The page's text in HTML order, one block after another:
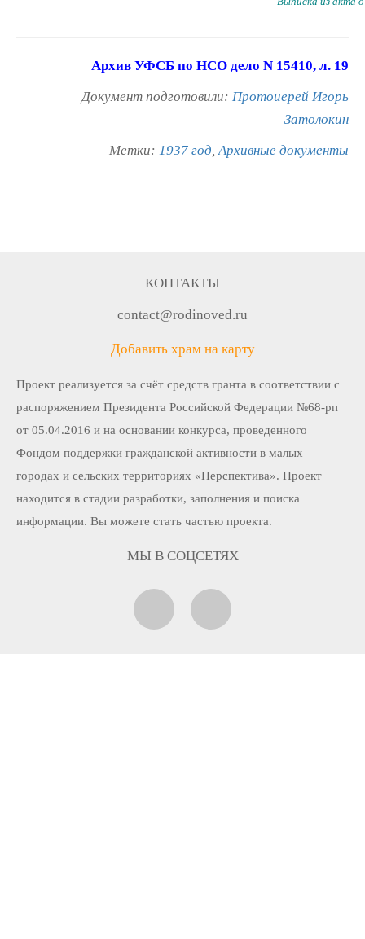
Архив УФСБ по НСО дело N 15410, л. 19
Документ подготовили: Протоиерей Игорь
Затолокин
Метки: 1937 год,Архивные документы
КОНТАКТЫ
contact@rodinoved.ru
Добавить храм на карту
Проект реализуется за счёт средств гранта в соответствии c
распоряжением Президента Российской Федерации №68-рп
от 05.04.2016 и на основании конкурса, проведенного
Фондом поддержки гражданской активности в малых
городах и сельских территориях «Перспектива». Проект
находится в стадии разработки, заполнения и поиска
информации. Вы можете стать частью проекта.
МЫ В СОЦСЕТЯХ